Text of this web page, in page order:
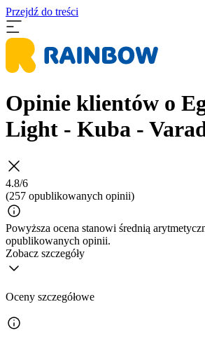
Przejdź do treści
Opinie klientów o
Light - Kuba -
4.8/6
(257 opublikowanych opinii)
Powyższa ocena stanowi średnią
opublikowanych opinii.
Zobacz szczegóły
Oceny szczegółowe